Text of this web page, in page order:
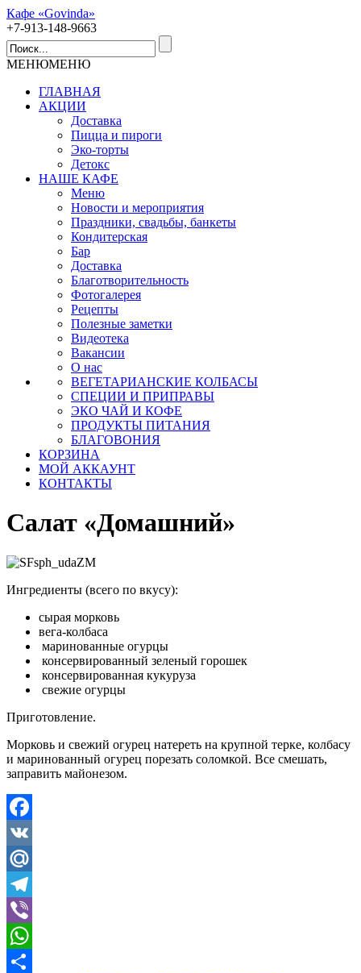
Кафе «Govinda»
+7-913-148-9663
МЕНЮМЕНЮ
ГЛАВНАЯ
АКЦИИ
Доставка
Пицца и пироги
Эко-торты
Детокс
НАШЕ КАФЕ
Меню
Новости и мероприятия
Праздники, свадьбы, банкеты
Кондитерская
Бар
Доставка
Благотворительность
Фотогалерея
Рецепты
Полезные заметки
Видеотека
Вакансии
О нас
ВЕГЕТАРИАНСКИЕ КОЛБАСЫ
СПЕЦИИ И ПРИПРАВЫ
ЭКО ЧАЙ И КОФЕ
ПРОДУКТЫ ПИТАНИЯ
БЛАГОВОНИЯ
КОРЗИНА
МОЙ АККАУНТ
КОНТАКТЫ
Салат «Домашний»
Ингредиенты (всего по вкусу):
сырая морковь
вега-колбаса
маринованные огурцы
консервированный зеленый горошек
консервированная кукуруза
свежие огурцы
Приготовление.
Морковь и свежий огурец натереть на крупной терке, колбасу
и маринованный огурец порезать соломкой. Все смешать,
заправить майонезом.
Facebook
VK
Mail.Ru
Telegram
Viber
WhatsApp